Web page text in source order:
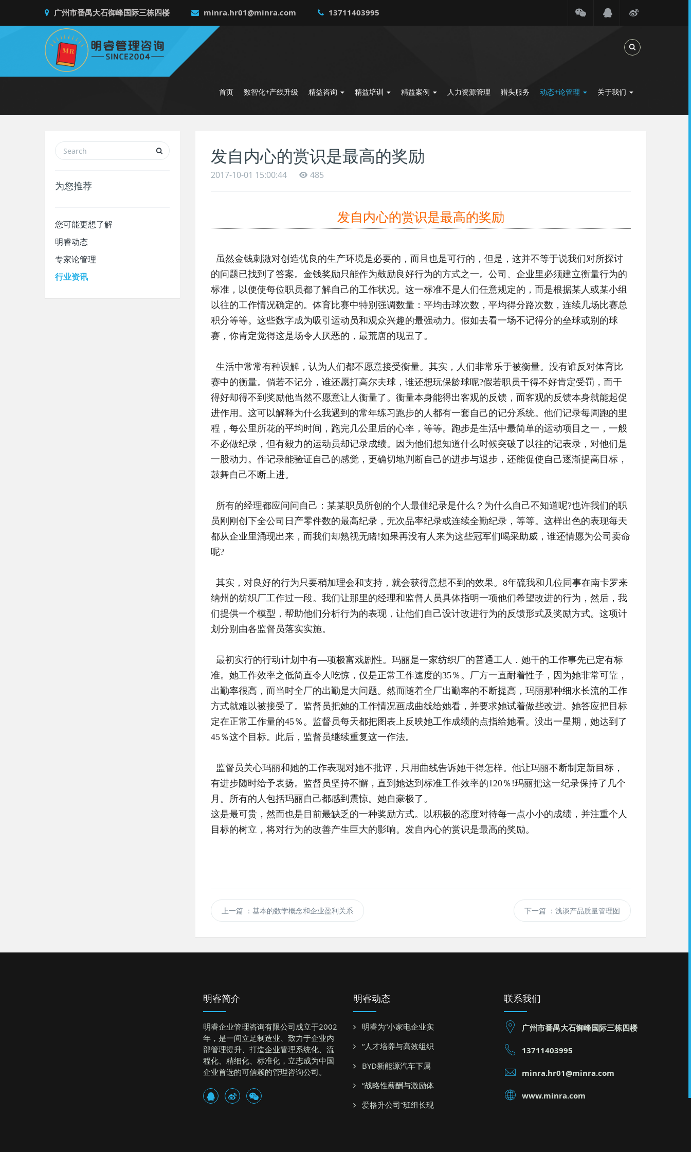
广州市番禺大石御峰国际三栋四楼 minra.hr01@minra.com 13711403995
Toggle Search
首页 数智化+产线升级 精益咨询 精益培训 精益案例 人力资源管理 猎头服务 动态+论管理 关于我们
为您推荐
您可能更想了解
明睿动态
专家论管理
行业资讯
发自内心的赏识是最高的奖励
2017-10-01 15:00:44 485
发自内心的赏识是最高的奖励
虽然金钱刺激对创造优良的生产环境是必要的，而且也是可行的，但是，这并不等于说我们对所探讨
的问题已找到了答案。金钱奖励只能作为鼓励良好行为的方式之一。公司、企业里必须建立衡量行为的
标准，以便使每位职员都了解自己的工作状况。这一标准不是人们任意规定的，而是根据某人或某小组
以往的工作情况确定的。体育比赛中特别强调数量：平均击球次数，平均得分路次数，连续几场比赛总
积分等等。这些数字成为吸引运动员和观众兴趣的最强动力。假如去看一场不记得分的垒球或别的球
赛，你肯定觉得这是场令人厌恶的，最荒唐的现丑了。
生活中常常有种误解，认为人们都不愿意接受衡量。其实，人们非常乐于被衡量。没有谁反对体育比
赛中的衡量。倘若不记分，谁还愿打高尔夫球，谁还想玩保龄球呢?假若职员干得不好肯定受罚，而干
得好却得不到奖励他当然不愿意让人衡量了。衡量本身能得出客观的反馈，而客观的反馈本身就能起促
进作用。这可以解释为什么我遇到的常年练习跑步的人都有一套自己的记分系统。他们记录每周跑的里
程，每公里所花的平均时间，跑完几公里后的心率，等等。跑步是生活中最简单的运动项目之一，一般
不必做纪录，但有毅力的运动员却记录成绩。因为他们想知道什么时候突破了以往的记表录，对他们是
一股动力。作记录能验证自己的感觉，更确切地判断自己的进步与退步，还能促使自己逐渐提高目标，
鼓舞自己不断上进。
所有的经理都应问问自己：某某职员所创的个人最佳纪录是什么？为什么自己不知道呢?也许我们的职
员刚刚创下全公司日产零件数的最高纪录，无次品率纪录或连续全勤纪录，等等。这样出色的表现每天
都从企业里涌现出来，而我们却熟视无睹!如果再没有人来为这些冠军们喝采助威，谁还情愿为公司卖命
呢?
其实，对良好的行为只要稍加理会和支持，就会获得意想不到的效果。8年硫我和几位同事在南卡罗来
纳州的纺织厂工作过一段。我们让那里的经理和监督人员具体指明一项他们希望改进的行为，然后，我
们提供一个模型，帮助他们分析行为的表现，让他们自己设计改进行为的反馈形式及奖励方式。这项计
划分别由各监督员落实实施。
最初实行的行动计划中有—项极富戏剧性。玛丽是一家纺织厂的普通工人．她干的工作事先已定有标
准。她工作效率之低简直令人吃惊，仅是正常工作速度的35％。厂方一直耐着性子，因为她非常可靠，
出勤率很高，而当时全厂的出勤是大问题。然而随着全厂出勤率的不断提高，玛丽那种细水长流的工作
方式就难以被接受了。监督员把她的工作情况画成曲线给她看，并要求她试着做些改进。她答应把目标
定在正常工作量的45％。监督员每天都把图表上反映她工作成绩的点指给她看。没出一星期，她达到了
45％这个目标。此后，监督员继续重复这一作法。
监督员关心玛丽和她的工作表现对她不批评，只用曲线告诉她干得怎样。他让玛丽不断制定新目标，
有进步随时给予表扬。监督员坚持不懈，直到她达到标准工作效率的120％!玛丽把这一纪录保持了几个
月。所有的人包括玛丽自己都感到震惊。她自豪极了。
这是最可贵，然而也是目前最缺乏的一种奖励方式。以积极的态度对待每一点小小的成绩，并注重个人
目标的树立，将对行为的改善产生巨大的影响。发自内心的赏识是最高的奖励。
上一篇 ：基本的数学概念和企业盈利关系 下一篇 ：浅谈产品质量管理图
明睿简介
明睿企业管理咨询有限公司成立于2002
年，是一间立足制造业、致力于企业内
部管理提升、打造企业管理系统化、流
程化、精细化、标准化，立志成为中国
企业首选的可信赖的管理咨询公司。
明睿动态
明睿为“小家电企业实
“人才培养与高效组织
BYD新能源汽车下属
“战略性薪酬与激励体
爱格升公司“班组长现
联系我们
广州市番禺大石御峰国际三栋四楼
13711403995
minra.hr01@minra.com
www.minra.com